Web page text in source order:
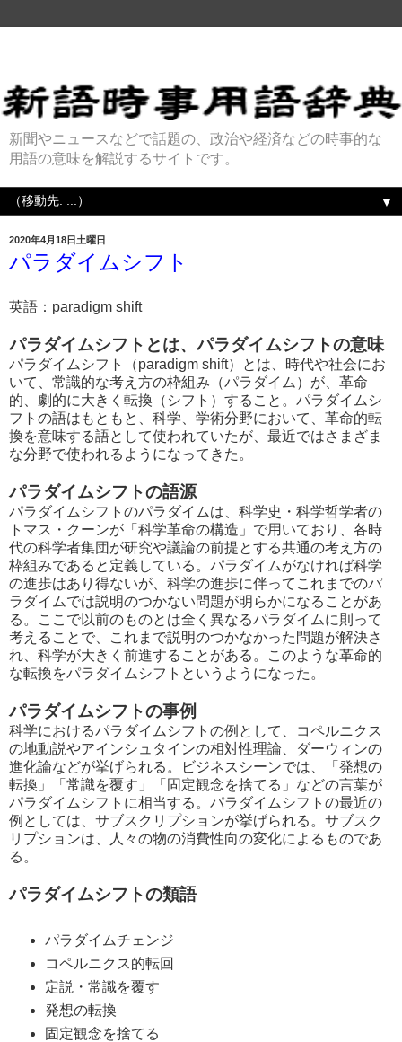
新聞やニュースなどで話題の、政治や経済などの時事的な
用語の意味を解説するサイトです。
▼
2020年4月18日土曜日
パラダイムシフト
英語：paradigm shift
パラダイムシフトとは、パラダイムシフトの意味
パラダイムシフト（paradigm shift）とは、時代や社会にお
いて、常識的な考え方の枠組み（パラダイム）が、革命
的、劇的に大きく転換（シフト）すること。パラダイムシ
フトの語はもともと、科学、学術分野において、革命的転
換を意味する語として使われていたが、最近ではさまざま
な分野で使われるようになってきた。
パラダイムシフトの語源
パラダイムシフトのパラダイムは、科学史・科学哲学者の
トマス・クーンが「科学革命の構造」で用いており、各時
代の科学者集団が研究や議論の前提とする共通の考え方の
枠組みであると定義している。パラダイムがなければ科学
の進歩はあり得ないが、科学の進歩に伴ってこれまでのパ
ラダイムでは説明のつかない問題が明らかになることがあ
る。ここで以前のものとは全く異なるパラダイムに則って
考えることで、これまで説明のつかなかった問題が解決さ
れ、科学が大きく前進することがある。このような革命的
な転換をパラダイムシフトというようになった。
パラダイムシフトの事例
科学におけるパラダイムシフトの例として、コペルニクス
の地動説やアインシュタインの相対性理論、ダーウィンの
進化論などが挙げられる。ビジネスシーンでは、「発想の
転換」「常識を覆す」「固定観念を捨てる」などの言葉が
パラダイムシフトに相当する。パラダイムシフトの最近の
例としては、サブスクリプションが挙げられる。サブスク
リプションは、人々の物の消費性向の変化によるものであ
る。
パラダイムシフトの類語
パラダイムチェンジ
コペルニクス的転回
定説・常識を覆す
発想の転換
固定観念を捨てる